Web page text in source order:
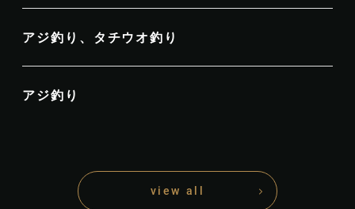
アジ釣り、タチウオ釣り
アジ釣り
view all